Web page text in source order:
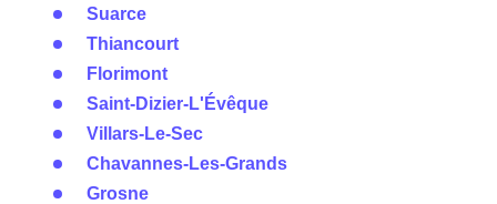
Suarce
Thiancourt
Florimont
Saint-Dizier-L'Évêque
Villars-Le-Sec
Chavannes-Les-Grands
Grosne